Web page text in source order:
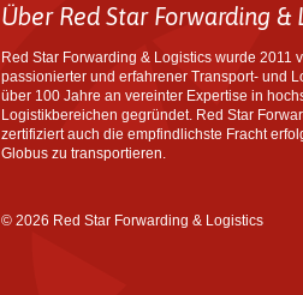
Über Red Star Forwarding &
Red Star Forwarding & Logistics wurde 2011
passionierter und erfahrener Transport- und
über 100 Jahre an vereinter Expertise in
Logistikbereichen gegründet. Red Star
zertifiziert auch die empfindlichste Fracht
Globus zu transportieren.
© 2026 Red Star Forwarding & Logistics